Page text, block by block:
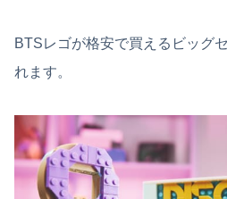
BTSレゴが格安で買えるビッグ
れます。